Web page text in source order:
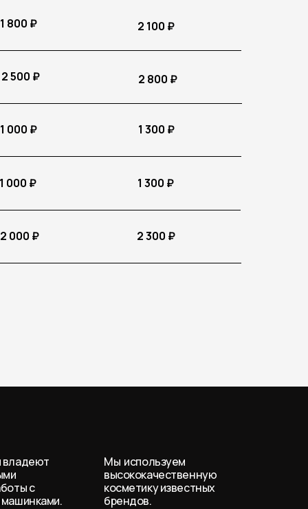
2 300 ₽
1 300 ₽
1 300 ₽
2 800 ₽
2 100 ₽
2 000 ₽
1 000 ₽
1 000 ₽
2 500 ₽
1 800 ₽
Мы используем
высококачественную
косметику известных
брендов.
владеют
с